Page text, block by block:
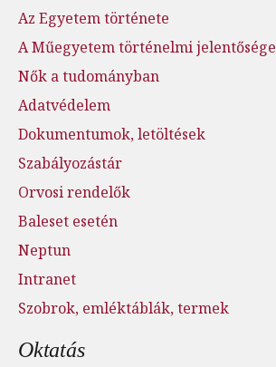
Az Egyetem története
A Műegyetem történelmi jelentősége
Nők a tudományban
Adatvédelem
Dokumentumok, letöltések
Szabályozástár
Orvosi rendelők
Baleset esetén
Neptun
Intranet
Szobrok, emléktáblák, termek
Oktatás